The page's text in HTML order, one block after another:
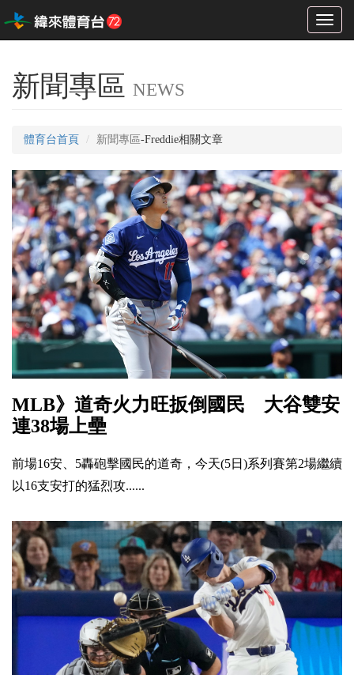
Toggle
新聞專區 NEWS
體育台首頁 新聞專區-Freddie相關文章
MLB》道奇火力旺扳倒國民 大谷雙安
連38場上壘
前場16安、5轟砲擊國民的道奇，今天(5日)系列賽第2場繼續
以16支安打的猛烈攻......